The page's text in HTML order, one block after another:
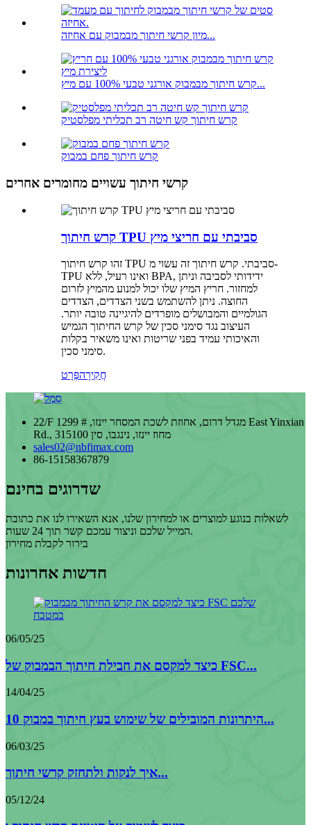
מיון קרשי חיתוך מבמבוק עם אחיזה...
קרש חיתוך מבמבוק אורגני טבעי 100% עם מיץ...
קרש חיתוך קש חיטה רב תכליתי מפלסטיק
קרש חיתוך פחם במבוק
קרשי חיתוך עשויים מחומרים אחרים
קרש חיתוך TPU סביבתי עם חריצי מיץ
זהו קרש חיתוך TPU סביבתי. קרש חיתוך זה עשוי מ-
TPU ואינו רעיל, ללא BPA, ידידותי לסביבה וניתן
למחזור. חריץ המיץ שלו יכול למנוע מהמיץ לזרום
החוצה. ניתן להשתמש בשני הצדדים, הצדדים
הגולמיים והמבושלים מופרדים להיגיינה טובה יותר.
העיצוב נגד סימני סכין של קרש החיתוך הגמיש
והאיכותי עמיד בפני שריטות ואינו משאיר בקלות
סימני סכין.
חֲקִירָהפְּרָט
22/F מגדל דרום, אחוזת לשכת המסחר יינזו, # 1299 East Yinxian
Rd., 315100 מחוז יינזו, נינגבו, סין
sales02@nbfimax.com
86-15158367879
שדרוגים בחינם
לשאלות בנוגע למוצרים או למחירון שלנו, אנא השאירו לנו את כתובת
המייל שלכם וניצור עמכם קשר תוך 24 שעות.
בירור לקבלת מחירון
חדשות אחרונות
06/05/25
כיצד למקסם את חבילת חיתוך הבמבוק של FSC...
14/04/25
10 היתרונות המובילים של שימוש בעץ חיתוך במבוק...
06/03/25
איך לנקות ולתחזק קרשי חיתוך...
05/12/24